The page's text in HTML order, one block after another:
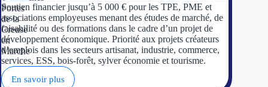
Soutien financier jusqu’à 5 000 € pour les TPE, PME et
associations employeuses menant des études de marché, de
faisabilité ou des formations dans le cadre d’un projet de
développement économique. Priorité aux projets créateurs
d’emplois dans les secteurs artisanat, industrie, commerce,
services, ESS, bois-forêt, sylver économie et tourisme.
En savoir plus